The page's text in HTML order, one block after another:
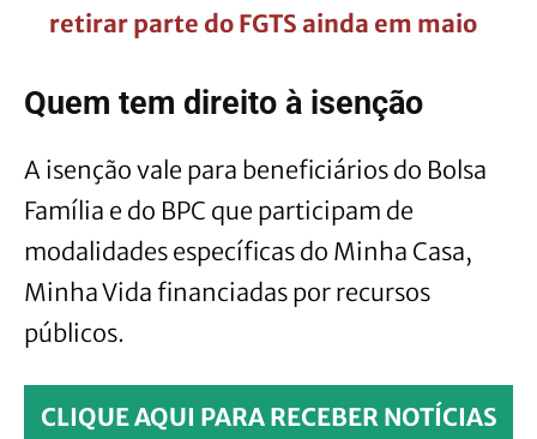
retirar parte do FGTS ainda em maio
Quem tem direito à isenção
A isenção vale para beneficiários do Bolsa
Família e do BPC que participam de
modalidades específicas do Minha Casa,
Minha Vida financiadas por recursos
públicos.
CLIQUE AQUI PARA RECEBER NOTÍCIAS